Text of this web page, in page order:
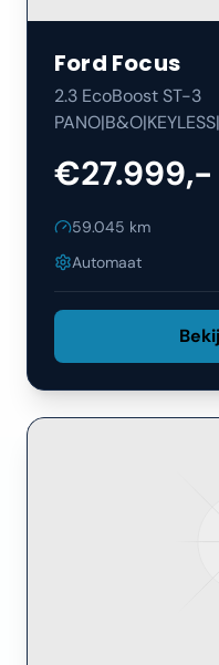
Ford Focus
2.3 EcoBoost ST-3
€27.999,-
59.045 km
Automaat